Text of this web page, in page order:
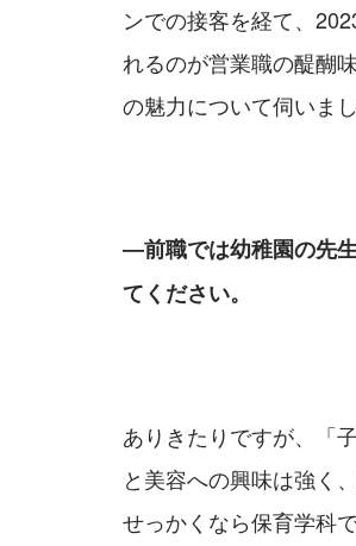
ンでの接客を経て、
れるのが営業職の醍醐
の魅力について伺いまし
―前職では幼稚園の先
てください。
ありきたりですが、「
と美容への興味は強く
せっかくなら保育学科